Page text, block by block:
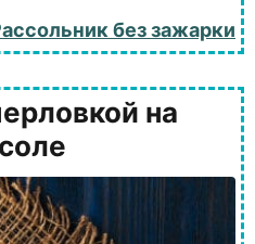
без зажарки
на